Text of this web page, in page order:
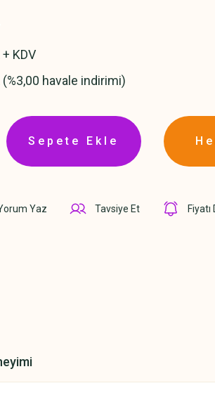
KDV
(%3,00 havale indirimi)
Sepete Ekle
Yaz Tavsiye Et